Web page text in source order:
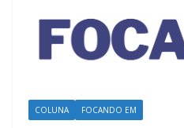
COLUNA FOCANDO EM